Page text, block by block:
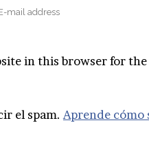
in this browser for
el spam. Aprende cómo